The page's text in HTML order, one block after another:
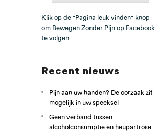
Klik op de "Pagina leuk vinden" knop
om Bewegen Zonder Pijn op Facebook
te volgen.
Recent nieuws
Pijn aan uw handen? De oorzaak zit
mogelijk in uw speeksel
Geen verband tussen
alcoholconsumptie en heupartrose